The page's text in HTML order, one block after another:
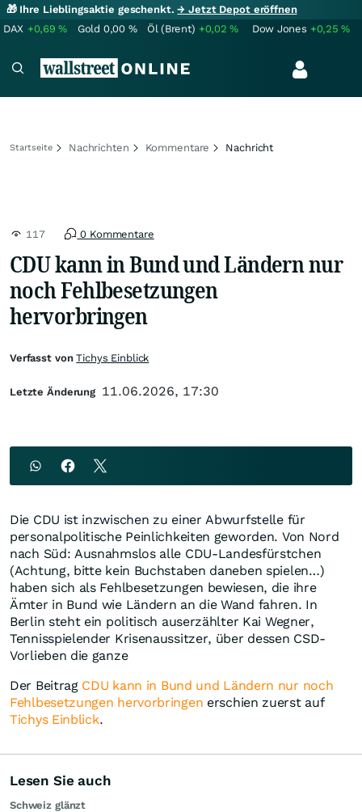
🎁 Ihre Lieblingsaktie geschenkt.→ Jetzt Depot eröffnen
DAX +0,69% Gold 0,00 % Öl (Brent) +0,02% Dow Jones +0,25%
Startseite Nachrichten Kommentare Nachricht
117 0 Kommentare
CDU kann in Bund und Ländern nur
noch Fehlbesetzungen
hervorbringen
Die CDU ist inzwischen zu einer Abwurfstelle für
personalpolitische Peinlichkeiten geworden. Von Nord
nach Süd: Ausnahmslos alle CDU-Landesfürstchen
(Achtung, bitte kein Buchstaben daneben spielen…)
haben sich als Fehlbesetzungen bewiesen, die ihre
Ämter in Bund wie Ländern an die Wand fahren. In
Berlin steht ein politisch auserzählter Kai Wegner,
Tennisspielender Krisenaussitzer, über dessen CSD-
Vorlieben die ganze
Der Beitrag CDU kann in Bund und Ländern nur noch
Fehlbesetzungen hervorbringen erschien zuerst auf
Tichys Einblick.
Lesen Sie auch
Schweiz glänzt
Verfasst vonTichys Einblick
Letzte Änderung 11.06.2026, 17:30